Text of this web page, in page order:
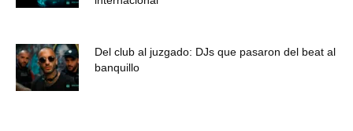
Del club al juzgado: DJs que pasaron del beat al
banquillo